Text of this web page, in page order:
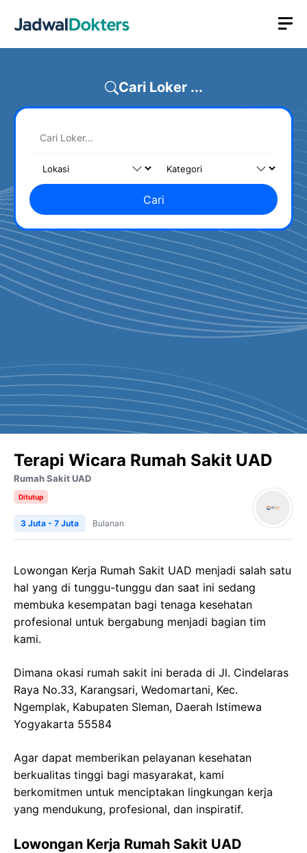
Cari Loker ...
Cari
Terapi Wicara Rumah Sakit UAD
Rumah Sakit UAD
Ditutup
3 Juta - 7 Juta Bulanan
Lowongan Kerja Rumah Sakit UAD menjadi salah satu
hal yang di tunggu-tunggu dan saat ini sedang
membuka kesempatan bagi tenaga kesehatan
profesional untuk bergabung menjadi bagian tim
kami.
Dimana okasi rumah sakit ini berada di Jl. Cindelaras
Raya No.33, Karangsari, Wedomartani, Kec.
Ngemplak, Kabupaten Sleman, Daerah Istimewa
Yogyakarta 55584
Agar dapat memberikan pelayanan kesehatan
berkualitas tinggi bagi masyarakat, kami
berkomitmen untuk menciptakan lingkungan kerja
yang mendukung, profesional, dan inspiratif.
Lowongan Kerja Rumah Sakit UAD